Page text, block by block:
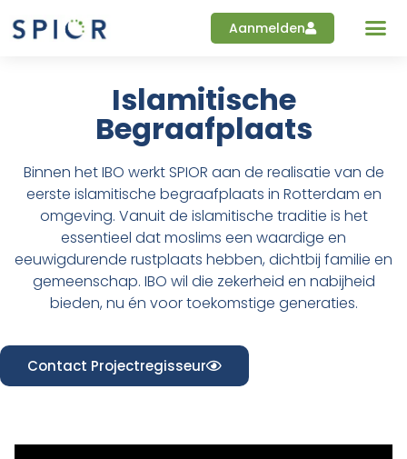
Aanmelden
Islamitische
Begraafplaats
Binnen het IBO werkt SPIOR aan de realisatie van de
eerste islamitische begraafplaats in Rotterdam en
omgeving. Vanuit de islamitische traditie is het
essentieel dat moslims een waardige en
eeuwigdurende rustplaats hebben, dichtbij familie en
gemeenschap. IBO wil die zekerheid en nabijheid
bieden, nu én voor toekomstige generaties.
Contact Projectregisseur